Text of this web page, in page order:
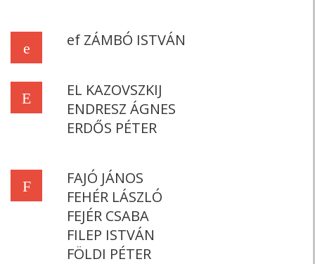
e ef ZÁMBÓ ISTVÁN
E
EL KAZOVSZKIJ
ENDRESZ ÁGNES
ERDŐS PÉTER
F
FAJÓ JÁNOS
FEHÉR LÁSZLÓ
FEJÉR CSABA
FILEP ISTVÁN
FÖLDI PÉTER